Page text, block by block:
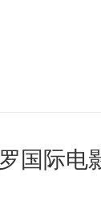
国际电